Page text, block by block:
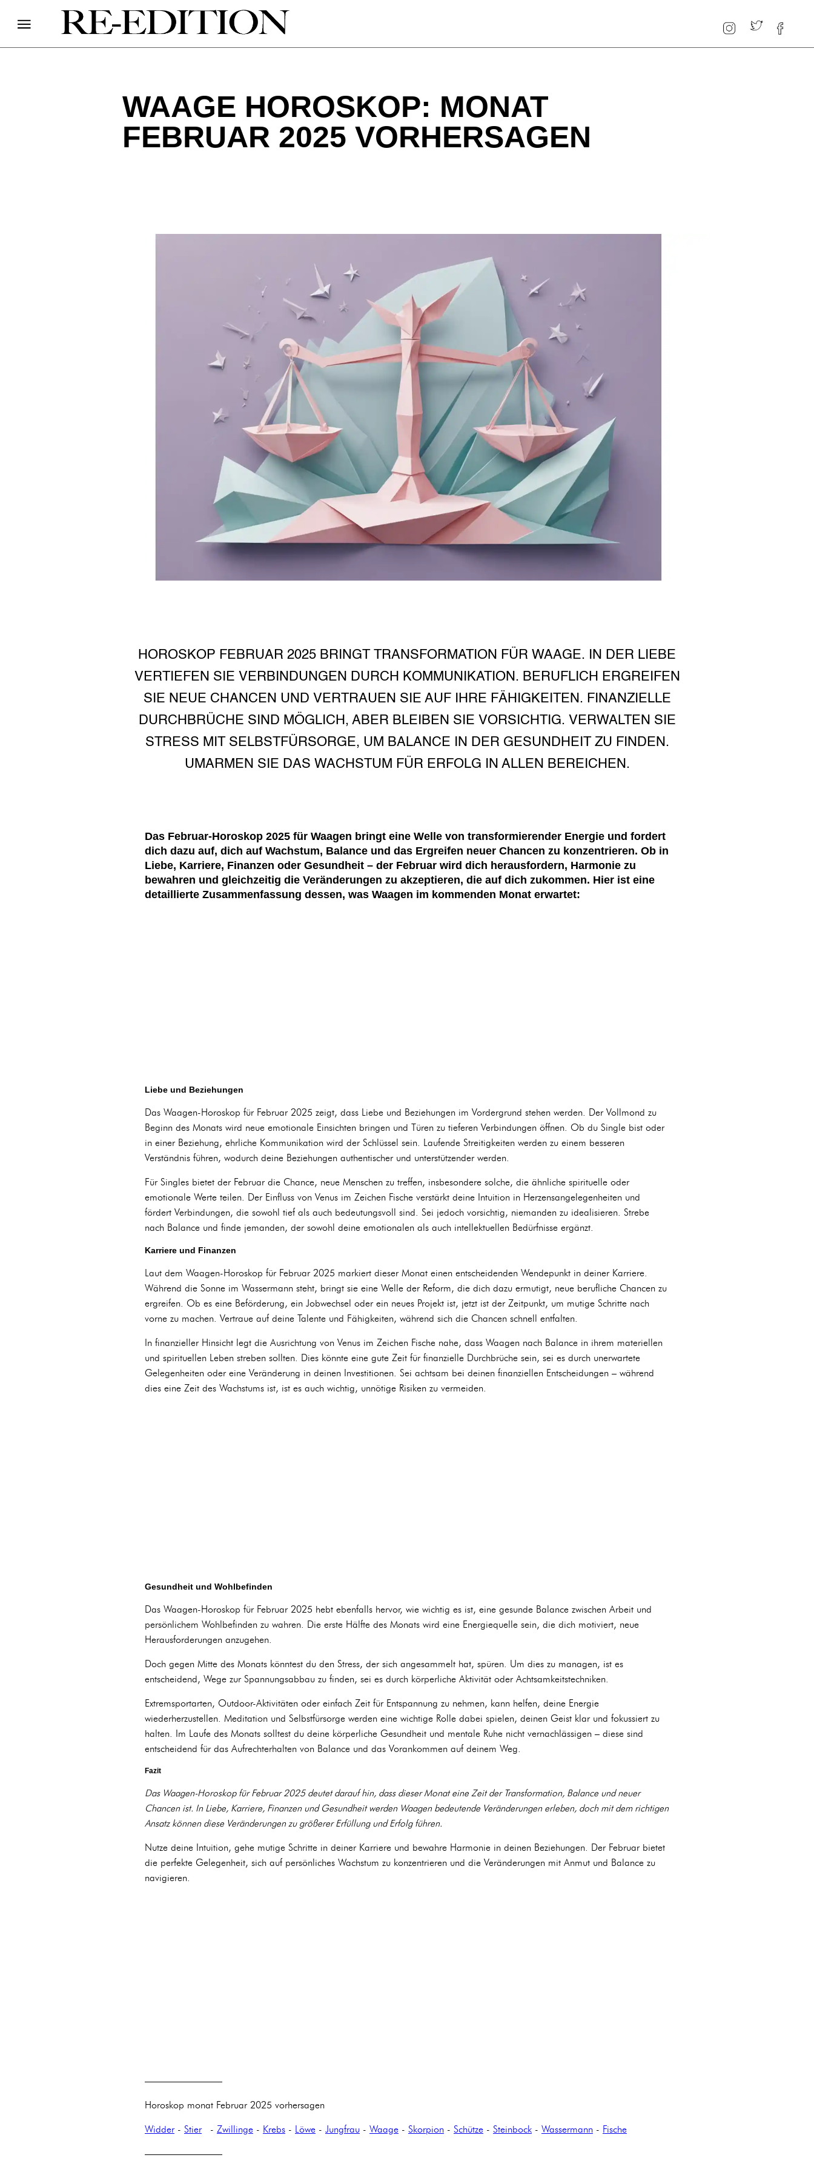
WAAGE HOROSKOP: MONAT
FEBRUAR 2025 VORHERSAGEN
HOROSKOP FEBRUAR 2025 BRINGT TRANSFORMATION FÜR WAAGE. IN DER LIEBE
VERTIEFEN SIE VERBINDUNGEN DURCH KOMMUNIKATION. BERUFLICH ERGREIFEN
SIE NEUE CHANCEN UND VERTRAUEN SIE AUF IHRE FÄHIGKEITEN. FINANZIELLE
DURCHBRÜCHE SIND MÖGLICH, ABER BLEIBEN SIE VORSICHTIG. VERWALTEN SIE
STRESS MIT SELBSTFÜRSORGE, UM BALANCE IN DER GESUNDHEIT ZU FINDEN.
UMARMEN SIE DAS WACHSTUM FÜR ERFOLG IN ALLEN BEREICHEN.
Das Februar-Horoskop 2025 für Waagen bringt eine Welle von transformierender Energie und fordert
dich dazu auf, dich auf Wachstum, Balance und das Ergreifen neuer Chancen zu konzentrieren. Ob in
Liebe, Karriere, Finanzen oder Gesundheit – der Februar wird dich herausfordern, Harmonie zu
bewahren und gleichzeitig die Veränderungen zu akzeptieren, die auf dich zukommen. Hier ist eine
detaillierte Zusammenfassung dessen, was Waagen im kommenden Monat erwartet:
Liebe und Beziehungen
Das Waagen-Horoskop für Februar 2025 zeigt, dass Liebe und Beziehungen im Vordergrund stehen werden. Der Vollmond zu
Beginn des Monats wird neue emotionale Einsichten bringen und Türen zu tieferen Verbindungen öffnen. Ob du Single bist oder
in einer Beziehung, ehrliche Kommunikation wird der Schlüssel sein. Laufende Streitigkeiten werden zu einem besseren
Verständnis führen, wodurch deine Beziehungen authentischer und unterstützender werden.
Für Singles bietet der Februar die Chance, neue Menschen zu treffen, insbesondere solche, die ähnliche spirituelle oder
emotionale Werte teilen. Der Einfluss von Venus im Zeichen Fische verstärkt deine Intuition in Herzensangelegenheiten und
fördert Verbindungen, die sowohl tief als auch bedeutungsvoll sind. Sei jedoch vorsichtig, niemanden zu idealisieren. Strebe
nach Balance und finde jemanden, der sowohl deine emotionalen als auch intellektuellen Bedürfnisse ergänzt.
Karriere und Finanzen
Laut dem Waagen-Horoskop für Februar 2025 markiert dieser Monat einen entscheidenden Wendepunkt in deiner Karriere.
Während die Sonne im Wassermann steht, bringt sie eine Welle der Reform, die dich dazu ermutigt, neue berufliche Chancen zu
ergreifen. Ob es eine Beförderung, ein Jobwechsel oder ein neues Projekt ist, jetzt ist der Zeitpunkt, um mutige Schritte nach
vorne zu machen. Vertraue auf deine Talente und Fähigkeiten, während sich die Chancen schnell entfalten.
In finanzieller Hinsicht legt die Ausrichtung von Venus im Zeichen Fische nahe, dass Waagen nach Balance in ihrem materiellen
und spirituellen Leben streben sollten. Dies könnte eine gute Zeit für finanzielle Durchbrüche sein, sei es durch unerwartete
Gelegenheiten oder eine Veränderung in deinen Investitionen. Sei achtsam bei deinen finanziellen Entscheidungen – während
dies eine Zeit des Wachstums ist, ist es auch wichtig, unnötige Risiken zu vermeiden.
Gesundheit und Wohlbefinden
Das Waagen-Horoskop für Februar 2025 hebt ebenfalls hervor, wie wichtig es ist, eine gesunde Balance zwischen Arbeit und
persönlichem Wohlbefinden zu wahren. Die erste Hälfte des Monats wird eine Energiequelle sein, die dich motiviert, neue
Herausforderungen anzugehen.
Doch gegen Mitte des Monats könntest du den Stress, der sich angesammelt hat, spüren. Um dies zu managen, ist es
entscheidend, Wege zur Spannungsabbau zu finden, sei es durch körperliche Aktivität oder Achtsamkeitstechniken.
Extremsportarten, Outdoor-Aktivitäten oder einfach Zeit für Entspannung zu nehmen, kann helfen, deine Energie
wiederherzustellen. Meditation und Selbstfürsorge werden eine wichtige Rolle dabei spielen, deinen Geist klar und fokussiert zu
halten. Im Laufe des Monats solltest du deine körperliche Gesundheit und mentale Ruhe nicht vernachlässigen – diese sind
entscheidend für das Aufrechterhalten von Balance und das Vorankommen auf deinem Weg.
Fazit
Das Waagen-Horoskop für Februar 2025 deutet darauf hin, dass dieser Monat eine Zeit der Transformation, Balance und neuer
Chancen ist. In Liebe, Karriere, Finanzen und Gesundheit werden Waagen bedeutende Veränderungen erleben, doch mit dem richtigen
Ansatz können diese Veränderungen zu größerer Erfüllung und Erfolg führen.
Nutze deine Intuition, gehe mutige Schritte in deiner Karriere und bewahre Harmonie in deinen Beziehungen. Der Februar bietet
die perfekte Gelegenheit, sich auf persönliches Wachstum zu konzentrieren und die Veränderungen mit Anmut und Balance zu
navigieren.
————————
Horoskop monat Februar 2025 vorhersagen
Widder- Stier- Zwillinge - Krebs - Löwe - Jungfrau - Waage - Skorpion - Schütze - Steinbock - Wassermann - Fische
————————